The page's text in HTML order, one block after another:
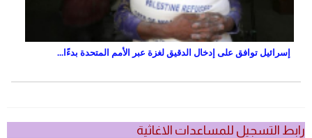
إسرائيل توافق على إدخال الدقيق لغزة عبر الأمم المتحدة بدءًا...
رابط التسجيل للمساعدات الاغاثية